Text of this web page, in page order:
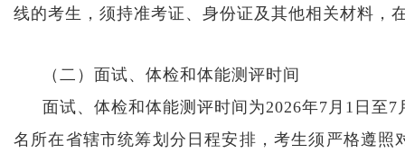
线的考生，须持准考证、身份证及其他相关材料，
（二）面试、体检和体能测评时间
面试、体检和体能测评时间为2026年7月1日至
名所在省辖市统筹划分日程安排，考生须严格遵